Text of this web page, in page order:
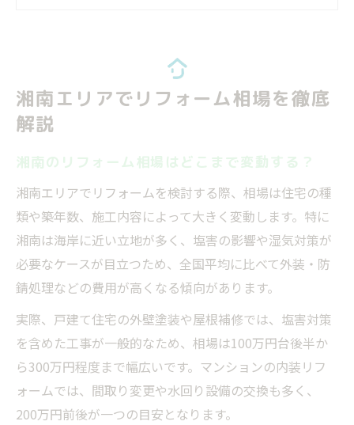
評判と口コミを参考に相場を正しく把握
補助金活用が変える湘南での住まい改革
補助金活用でリフォーム費用を賢く節約
藤沢市リフォーム補助金と申請のポイント
リフォームで省エネ補助金を最大限活かす
助成金の種類と湘南エリア特有の選び方
リフォーム費用はどう選ぶべきか考察
リフォーム費用内訳と湘南特有の違い
予算に合わせたリフォーム費用の決め方
リフォーム相場をもとに費用を比較検討
湘南のリフォーム費用帯と満足度の関係
補助金活用による費用圧縮の実際
湘南エリアでリフォーム相場を徹底
解説
湘南のリフォーム相場はどこまで変動する？
湘南エリアでリフォームを検討する際、相場は住宅の種
類や築年数、施工内容によって大きく変動します。特に
湘南は海岸に近い立地が多く、塩害の影響や湿気対策が
必要なケースが目立つため、全国平均に比べて外装・防
錆処理などの費用が高くなる傾向があります。
実際、戸建て住宅の外壁塗装や屋根補修では、塩害対策
を含めた工事が一般的なため、相場は100万円台後半か
ら300万円程度まで幅広いです。マンションの内装リフ
ォームでは、間取り変更や水回り設備の交換も多く、
200万円前後が一つの目安となります。